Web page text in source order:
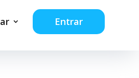
Entrar